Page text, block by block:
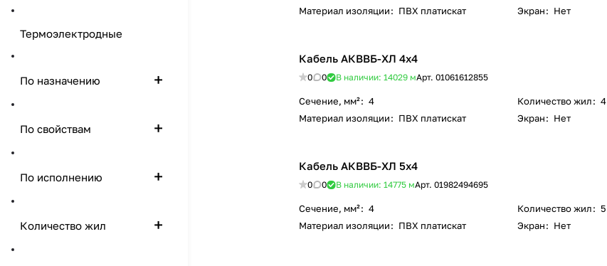
Материал изоляции: ПВХ платискат Экран: Нет
Кабель АКВВБ-ХЛ 4х4
0 0 В наличии: 14029 мАрт. 01061612855
Сечение, мм²: 4 Количество жил: 4
Материал изоляции: ПВХ платискат Экран: Нет
Кабель АКВВБ-ХЛ 5х4
0 0 В наличии: 14775 мАрт. 01982494695
Сечение, мм²: 4 Количество жил: 5
Материал изоляции: ПВХ платискат Экран: Нет
Термоэлектродные
По назначению
По свойствам
По исполнению
Количество жил